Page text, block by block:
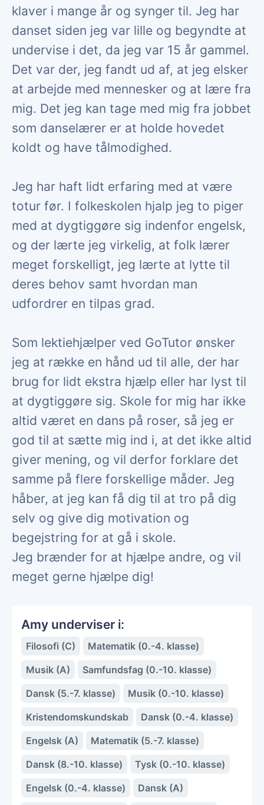
klaver i mange år og synger til. Jeg har
danset siden jeg var lille og begyndte at
undervise i det, da jeg var 15 år gammel.
Det var der, jeg fandt ud af, at jeg elsker
at arbejde med mennesker og at lære fra
mig. Det jeg kan tage med mig fra jobbet
som danselærer er at holde hovedet
koldt og have tålmodighed.
Jeg har haft lidt erfaring med at være
totur før. I folkeskolen hjalp jeg to piger
med at dygtiggøre sig indenfor engelsk,
og der lærte jeg virkelig, at folk lærer
meget forskelligt, jeg lærte at lytte til
deres behov samt hvordan man
udfordrer en tilpas grad.
Som lektiehjælper ved GoTutor ønsker
jeg at række en hånd ud til alle, der har
brug for lidt ekstra hjælp eller har lyst til
at dygtiggøre sig. Skole for mig har ikke
altid været en dans på roser, så jeg er
god til at sætte mig ind i, at det ikke altid
giver mening, og vil derfor forklare det
samme på flere forskellige måder. Jeg
håber, at jeg kan få dig til at tro på dig
selv og give dig motivation og
begejstring for at gå i skole.
Jeg brænder for at hjælpe andre, og vil
meget gerne hjælpe dig!
Amy underviser i:
Filosofi (C)
Matematik (0.-4. klasse)
Musik (A)
Samfundsfag (0.-10. klasse)
Dansk (5.-7. klasse)
Musik (0.-10. klasse)
Kristendomskundskab
Dansk (0.-4. klasse)
Engelsk (A)
Matematik (5.-7. klasse)
Dansk (8.-10. klasse)
Tysk (0.-10. klasse)
Engelsk (0.-4. klasse)
Dansk (A)